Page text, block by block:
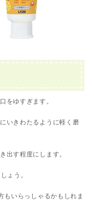
をゆすぎます。
いきわたるように軽く磨
出す程度にします。
ょう。
もいらっしゃるかもしれま